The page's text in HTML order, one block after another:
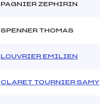
PAGNIER ZEPHIRIN
SPENNER THOMAS
LOUVRIER EMILIEN
CLARET TOURNIER SAMY